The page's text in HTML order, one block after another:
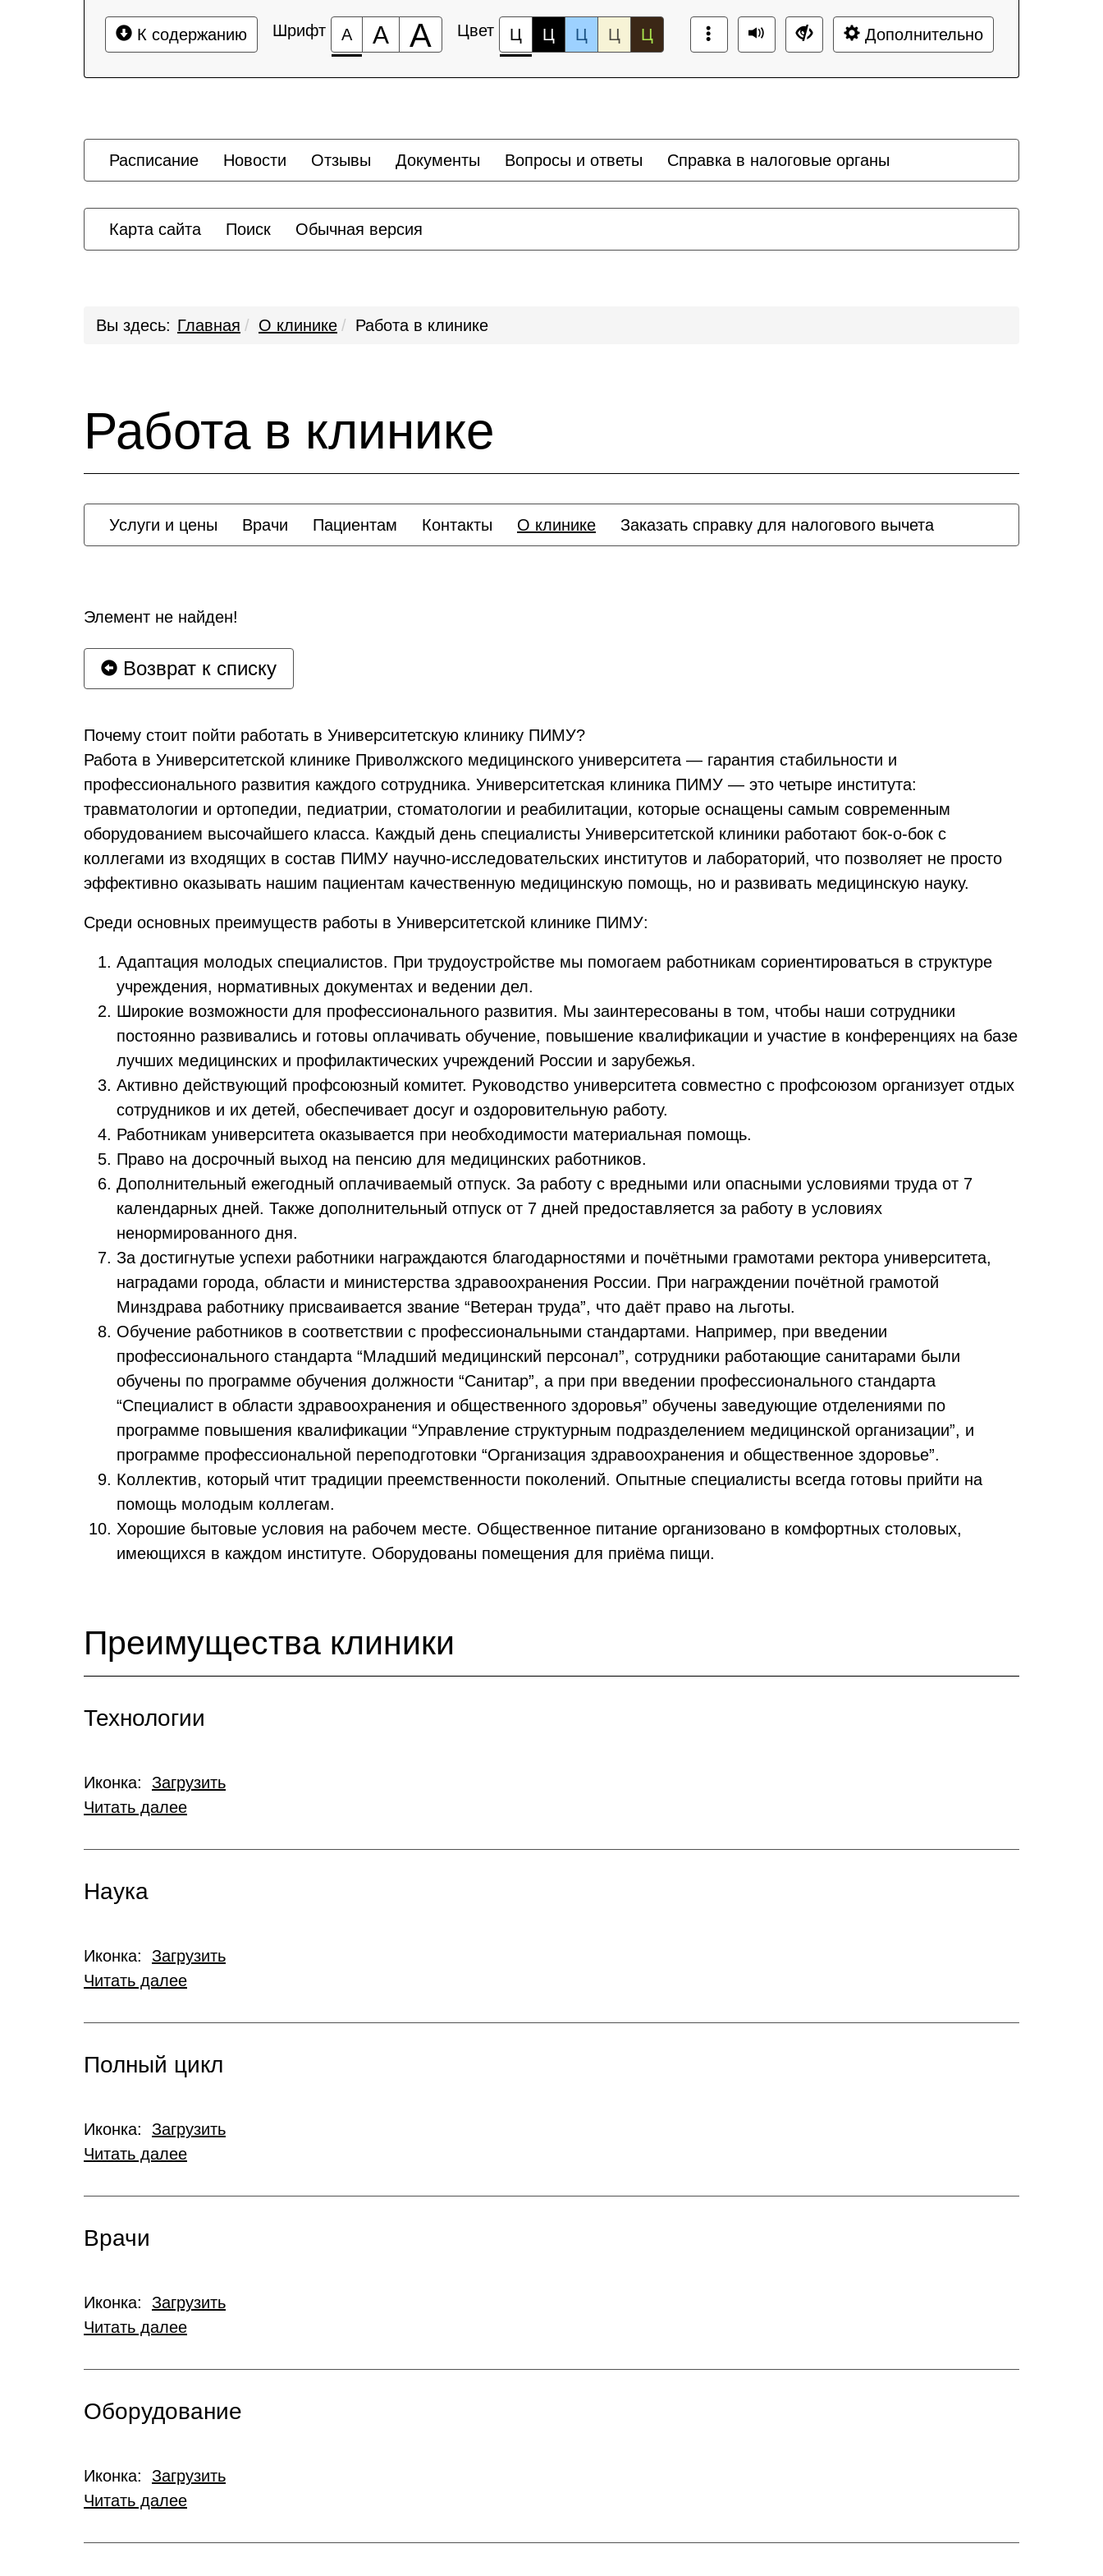
К содержанию Шрифт А А А Цвет Ц Ц Ц Ц Ц Дополнительно
Расписание Новости Отзывы Документы Вопросы и ответы Справка в налоговые органы
Карта сайта Поиск Обычная версия
Вы здесь: Главная О клинике Работа в клинике
Работа в клинике
Услуги и цены Врачи Пациентам Контакты О клинике Заказать справку для налогового вычета
Элемент не найден!
Возврат к списку
Почему стоит пойти работать в Университетскую клинику ПИМУ?
Работа в Университетской клинике Приволжского медицинского университета — гарантия стабильности и
профессионального развития каждого сотрудника. Университетская клиника ПИМУ — это четыре института:
травматологии и ортопедии, педиатрии, стоматологии и реабилитации, которые оснащены самым современным
оборудованием высочайшего класса. Каждый день специалисты Университетской клиники работают бок-о-бок с
коллегами из входящих в состав ПИМУ научно-исследовательских институтов и лабораторий, что позволяет не просто
эффективно оказывать нашим пациентам качественную медицинскую помощь, но и развивать медицинскую науку.
Среди основных преимуществ работы в Университетской клинике ПИМУ:
Адаптация молодых специалистов. При трудоустройстве мы помогаем работникам сориентироваться в структуре
учреждения, нормативных документах и ведении дел.
Широкие возможности для профессионального развития. Мы заинтересованы в том, чтобы наши сотрудники
постоянно развивались и готовы оплачивать обучение, повышение квалификации и участие в конференциях на базе
лучших медицинских и профилактических учреждений России и зарубежья.
Активно действующий профсоюзный комитет. Руководство университета совместно с профсоюзом организует отдых
сотрудников и их детей, обеспечивает досуг и оздоровительную работу.
Работникам университета оказывается при необходимости материальная помощь.
Право на досрочный выход на пенсию для медицинских работников.
Дополнительный ежегодный оплачиваемый отпуск. За работу с вредными или опасными условиями труда от 7
календарных дней. Также дополнительный отпуск от 7 дней предоставляется за работу в условиях
ненормированного дня.
За достигнутые успехи работники награждаются благодарностями и почётными грамотами ректора университета,
наградами города, области и министерства здравоохранения России. При награждении почётной грамотой
Минздрава работнику присваивается звание “Ветеран труда”, что даёт право на льготы.
Обучение работников в соответствии с профессиональными стандартами. Например, при введении
профессионального стандарта “Младший медицинский персонал”, сотрудники работающие санитарами были
обучены по программе обучения должности “Санитар”, а при при введении профессионального стандарта
“Специалист в области здравоохранения и общественного здоровья” обучены заведующие отделениями по
программе повышения квалификации “Управление структурным подразделением медицинской организации”, и
программе профессиональной переподготовки “Организация здравоохранения и общественное здоровье”.
Коллектив, который чтит традиции преемственности поколений. Опытные специалисты всегда готовы прийти на
помощь молодым коллегам.
Хорошие бытовые условия на рабочем месте. Общественное питание организовано в комфортных столовых,
имеющихся в каждом институте. Оборудованы помещения для приёма пищи.
Преимущества клиники
Технологии
Иконка: Загрузить
Читать далее
Наука
Иконка: Загрузить
Читать далее
Полный цикл
Иконка: Загрузить
Читать далее
Врачи
Иконка: Загрузить
Читать далее
Оборудование
Иконка: Загрузить
Читать далее